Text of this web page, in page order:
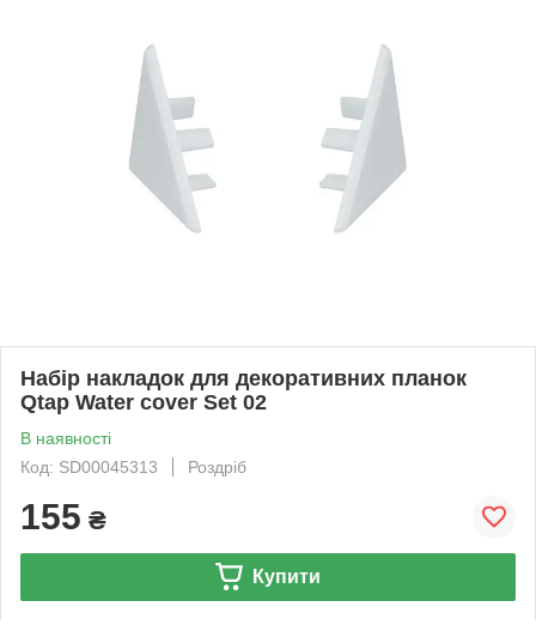
Набір накладок для декоративних планок
Qtap Water cover Set 02
В наявності
Код: SD00045313
Роздріб
155 ₴
Купити